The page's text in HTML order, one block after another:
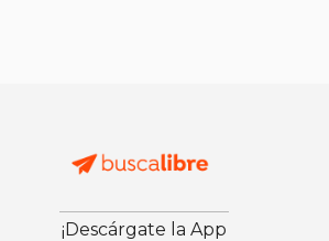
¡Descárgate la App